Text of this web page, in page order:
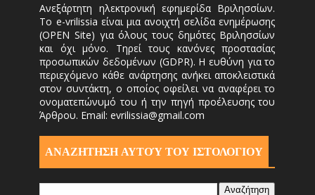
Ανεξάρτητη ηλεκτρονική εφημερίδα Βριλησσίων.
Το e-vrilissia είναι μια ανοιχτή σελίδα ενημέρωσης
(OPEN Site) για όλους τους δημότες Βριλησσίων
και όχι μόνο. Τηρεί τους κανόνες προστασίας
προσωπικών δεδομένων (GDPR). Η ευθύνη για το
περιεχόμενο κάθε ανάρτησης ανήκει αποκλειστικά
στον συντάκτη, ο οποίος οφείλει να αναφέρει το
ονοματεπώνυμό του ή την πηγή προέλευσης του
Άρθρου. Email: evrilissia@gmail.com
ΑΝΑΖΗΤΗΣΗ ΑΥΤΟΎ ΤΟΥ ΙΣΤΟΛΟΓΙΟΥ